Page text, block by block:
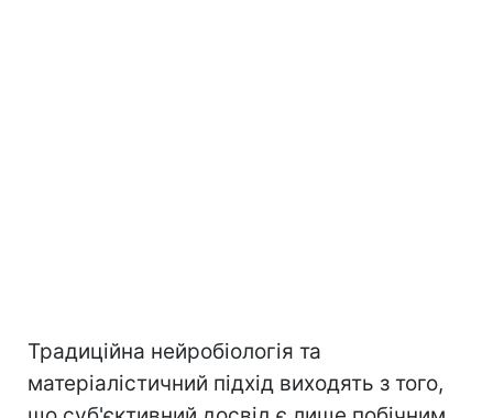
Традиційна нейробіологія та
матеріалістичний підхід виходять з того,